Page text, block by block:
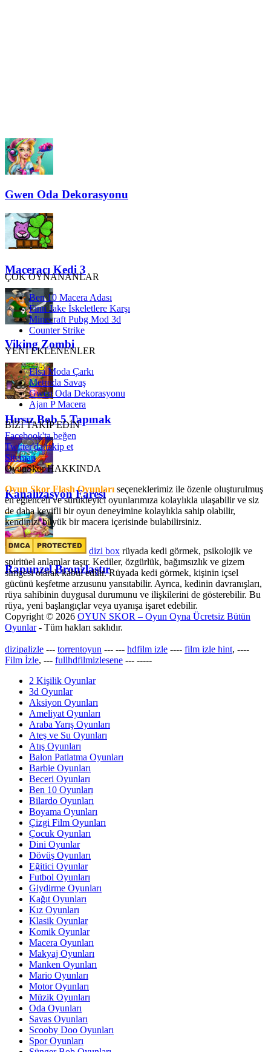
Gwen Oda Dekorasyonu
Maceracı Kedi 3
Viking Zombi
Hırsız Bob 5 Tapınak
Kanalizasyon Faresi
Rapunzel Bronzlaştır
ÇOK OYNANANLAR
Ben 10 Macera Adası
Finn Jake İskeletlere Karşı
Minecraft Pubg Mod 3d
Counter Strike
YENİ EKLENENLER
Elsa Moda Çarkı
Metroda Savaş
Gwen Oda Dekorasyonu
Ajan P Macera
BİZİ TAKİP EDİN
Facebook'ta beğen
Twitter'da takip et
Sitemap
OyunSkor HAKKINDA
Oyun Skor Flash Oyunları seçeneklerimiz ile özenle oluşturulmuş
en eğlenceli ve sürükleyici oyunlarımıza kolaylıkla ulaşabilir ve siz
de daha keyifli bir oyun deneyimine kolaylıkla sahip olabilir,
kendinizi büyük bir macera içerisinde bulabilirsiniz.
dizi box rüyada kedi görmek​, psikolojik ve
spiritüel anlamlar taşır. Kediler, özgürlük, bağımsızlık ve gizem
simgesi olarak kabul edilir. Rüyada kedi görmek, kişinin içsel
gücünü keşfetme arzusunu yansıtabilir. Ayrıca, kedinin davranışları,
rüya sahibinin duygusal durumunu ve ilişkilerini de gösterebilir. Bu
rüya, yeni başlangıçlar veya uyanışa işaret edebilir.
Copyright © 2026 OYUN SKOR – Oyun Oyna Ücretsiz Bütün
Oyunlar- Tüm hakları saklıdır.
dizipalizle --- torrentoyun --- --- hdfilm izle ---- film izle hint, ----
Film İzle, --- fullhdfilmizlesene --- -----
2 Kişilik Oyunlar
3d Oyunlar
Aksiyon Oyunları
Ameliyat Oyunları
Araba Yarış Oyunları
Ateş ve Su Oyunları
Atış Oyunları
Balon Patlatma Oyunları
Barbie Oyunları
Beceri Oyunları
Ben 10 Oyunları
Bilardo Oyunları
Boyama Oyunları
Çizgi Film Oyunları
Çocuk Oyunları
Dini Oyunlar
Dövüş Oyunları
Eğitici Oyunlar
Futbol Oyunları
Giydirme Oyunları
Kağıt Oyunları
Kız Oyunları
Klasik Oyunlar
Komik Oyunlar
Macera Oyunları
Makyaj Oyunları
Manken Oyunları
Mario Oyunları
Motor Oyunları
Müzik Oyunları
Oda Oyunları
Savas Oyunları
Scooby Doo Oyunları
Spor Oyunları